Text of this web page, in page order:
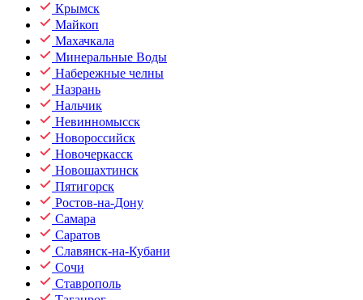
Крымск
Майкоп
Махачкала
Минеральные Воды
Набережные челны
Назрань
Нальчик
Невинномысск
Новороссийск
Новочеркасск
Новошахтинск
Пятигорск
Ростов-на-Дону
Самара
Саратов
Славянск-на-Кубани
Сочи
Ставрополь